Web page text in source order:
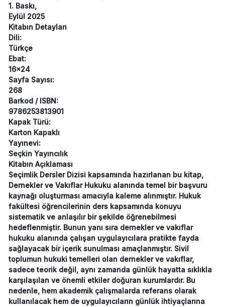
1. Baskı,
Eylül 2025
Kitabın Detayları
Dili:
Türkçe
Ebat:
16x24
Sayfa Sayısı:
268
Barkod / ISBN:
9786253813901
Kapak Türü:
Karton Kapaklı
Yayınevi:
Seçkin Yayıncılık
Kitabın Açıklaması
Seçimlik Dersler Dizisi kapsamında hazırlanan bu kitap,
Dernekler ve Vakıflar Hukuku alanında temel bir başvuru
kaynağı oluşturması amacıyla kaleme alınmıştır. Hukuk
fakültesi öğrencilerinin ders kapsamında konuyu
sistematik ve anlaşılır bir şekilde öğrenebilmesi
hedeflenmiştir. Bunun yanı sıra dernekler ve vakıflar
hukuku alanında çalışan uygulayıcılara pratikte fayda
sağlayacak bir içerik sunulması amaçlanmıştır. Sivil
toplumun hukuki temelleri olan dernekler ve vakıflar,
sadece teorik değil, aynı zamanda günlük hayatta sıklıkla
karşılaşılan ve önemli etkiler doğuran kurumlardır. Bu
nedenle, hem akademik çalışmalarda referans olarak
kullanılacak hem de uygulayıcıların günlük ihtiyaçlarına